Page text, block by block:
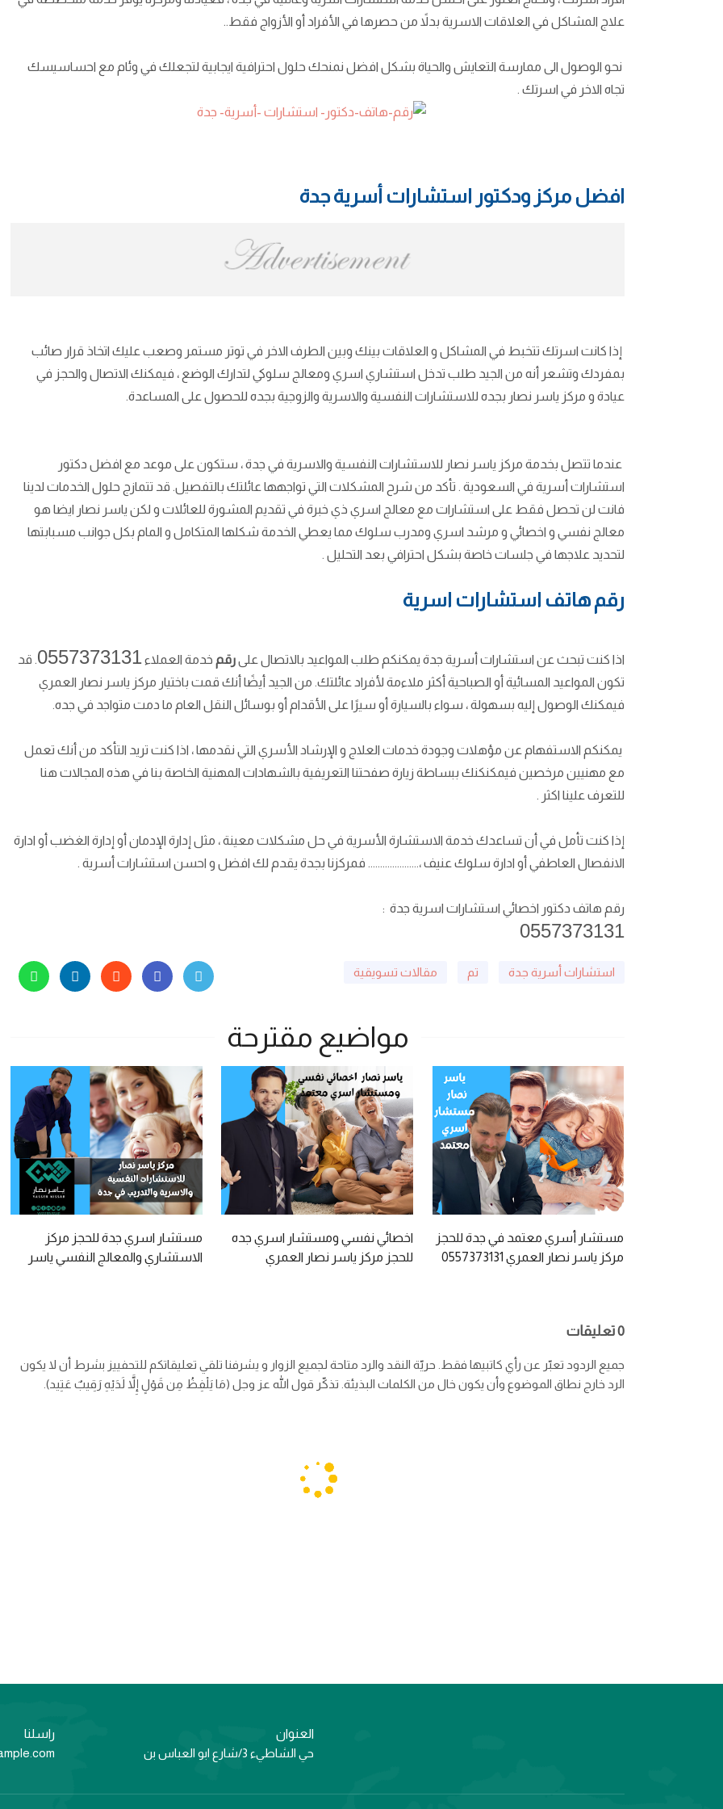
علاج المشاكل في العلاقات الاسرية بدلاً من حصرها في الأفراد أو الأزواج فقط..
نحو الوصول الى ممارسة التعايش والحياة بشكل افضل نمنحك حلول احترافية ايجابية لتجعلك في وئام مع احساسيسك
تجاه الاخر في اسرتك .
افضل مركز ودكتور استشارات أسرية جدة
إذا كانت اسرتك تتخبط في المشاكل و العلاقات بينك وبين الطرف الاخر في توتر مستمر وصعب عليك اتخاذ قرار صائب
بمفردك وتشعر أنه من الجيد طلب تدخل استشاري اسري ومعالج سلوكي لتدارك الوضع ، فيمكنك الاتصال والحجز في
عيادة و مركز ياسر نصار بجده للاستشارات النفسية والاسرية والزوجية بجده للحصول على المساعدة.
عندما تتصل بخدمة مركز ياسر نصار للاستشارات النفسية والاسرية في جدة ، ستكون على موعد مع افضل دكتور
استشارات أسرية في السعودية . تأكد من شرح المشكلات التي تواجهها عائلتك بالتفصيل. قد تتمازج حلول الخدمات لدينا
فانت لن تحصل فقط على استشارات مع معالج اسري ذي خبرة في تقديم المشورة للعائلات و لكن ياسر نصار ايضا هو
معالج نفسي و اخصائي و مرشد اسري ومدرب سلوك مما يعطي الخدمة شكلها المتكامل و المام بكل جوانب مسبابتها
لتحديد علاجها في جلسات خاصة بشكل احترافي بعد التحليل .
رقم هاتف استشارات اسرية
اذا كنت تبحث عن استشارات أسرية جدة يمكنكم طلب المواعيد بالاتصال علىرقم خدمة العملاء0557373131
. قد
تكون المواعيد المسائية أو الصباحية أكثر ملاءمة لأفراد عائلتك. من الجيد أيضًا أنك قمت باختيار مركز ياسر نصار العمري
فيمكنك الوصول إليه بسهولة ، سواء بالسيارة أو سيرًا على الأقدام أو بوسائل النقل العام ما دمت متواجد في جده.
يمكنكم الاستفهام عن مؤهلات وجودة خدمات العلاج و الإرشاد الأسري التي نقدمها ، اذا كنت تريد التأكد من أنك تعمل
مع مهنيين مرخصين فيمكنكنك ببساطة زيارة صفحتنا التعريفية بالشهادات المهنية الخاصة بنا في هذه المجالات هنا
للتعرف علينا اكثر .
إذا كنت تأمل في أن تساعدك خدمة الاستشارة الأسرية في حل مشكلات معينة ، مثل إدارة الإدمان أو إدارة الغضب أو ادارة
الانفصال العاطفي أو ادارة سلوك عنيف ،..................... فمركزنا بجدة يقدم لك افضل و احسن استشارات أسرية .
رقم هاتف دكتور اخصائي استشارات اسرية جدة :
0557373131
استشارات أسرية جدة تم مقالات تسويقية
مواضيع مقترحة
مستشار أسري معتمد في جدة للحجز
مركز ياسر نصار العمري 0557373131
اخصائي نفسي ومستشار اسري جده
للحجز مركز ياسر نصار العمري
مستشار اسري جدة للحجز مركز
الاستشاري والمعالج النفسي ياسر
0 تعليقات
جميع الردود تعبّر عن رأي كاتبيها فقط. حريّة النقد والرد متاحة لجميع الزوار و يشرفنا تلقي تعليقاتكم للتحفييز بشرط أن لا يكون
الرد خارج نطاق الموضوع وأن يكون خال من الكلمات البذيئة. تذكّر قول الله عز وجل (مَا يَلْفِظُ مِن قَوْلٍ إِلاَّ لَدَيْهِ رَقِيبٌ عَتِيد).
العنوان
حي الشاطيء 3/شارع ابو العباس بن
راسلنا